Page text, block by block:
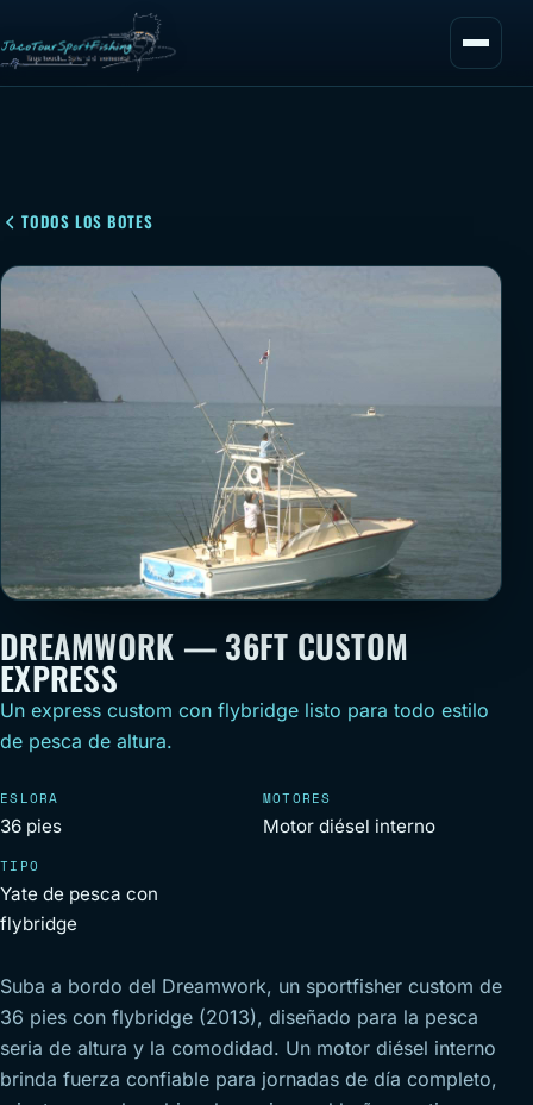
TODOS LOS BOTES
DREAMWORK — 36FT CUSTOM
EXPRESS
Un express custom con flybridge listo para todo estilo
de pesca de altura.
ESLORA
36 pies
MOTORES
Motor diésel interno
TIPO
Yate de pesca con
flybridge
Suba a bordo del Dreamwork, un sportfisher custom de
36 pies con flybridge (2013), diseñado para la pesca
seria de altura y la comodidad. Un motor diésel interno
brinda fuerza confiable para jornadas de día completo,